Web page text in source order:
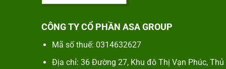
CÔNG TY CỔ PHẦN ASA GROUP
Mã số thuế: 0314632627
Địa chỉ: 36 Đường 27, Khu đô Thị Vạn Phúc, Thủ